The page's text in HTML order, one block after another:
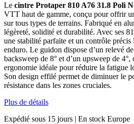
Le cintre Protaper 810 A76 31.8 Poli
VTT haut de gamme, conçu pour offrir
sur tous types de terrains. Fabriqué en
légèreté, solidité et durabilité. Avec ses
une stabilité parfaite et un contrôle
enduro. Le guidon dispose d’un relevé
backsweep de 8° et d’un upsweep de
ergonomie idéale pour réduire la fatigue
Son design effilé permet de diminuer le
résistance dans les zones cruciales.
Plus de détails
Expédié sous 15 jours | En stock Europe